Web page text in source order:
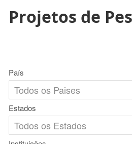
Projetos de
País
Estados